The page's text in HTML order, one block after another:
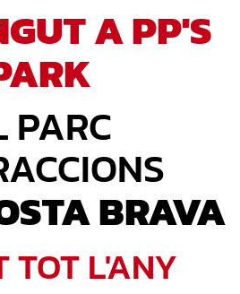
A PP'S
PARC
BRAVA
TOT L'ANY